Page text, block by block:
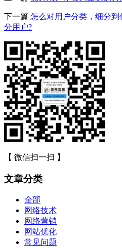
下一篇 怎么对用户分类，细分到
分用户?
【 微信扫一扫 】
文章分类
全部
网络技术
网络营销
网站优化
常见问题